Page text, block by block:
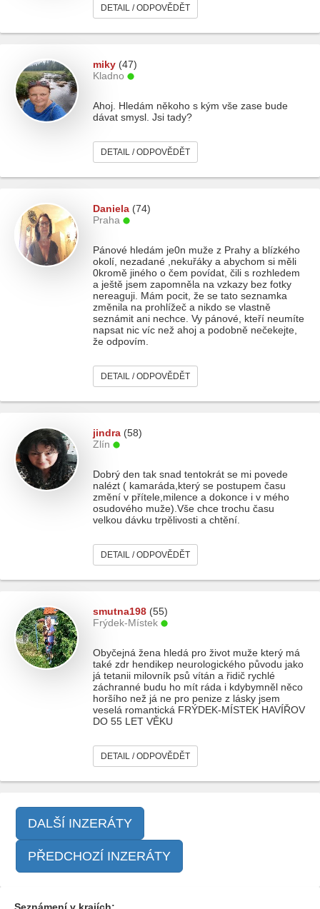
DETAIL / ODPOVĚDĚT
miky (47)
Kladno
Ahoj. Hledám někoho s kým vše zase bude
dávat smysl. Jsi tady?
DETAIL / ODPOVĚDĚT
Daniela (74)
Praha
Pánové hledám je0n muže z Prahy a blízkého
okolí, nezadané ,nekuřáky a abychom si měli
0kromě jiného o čem povídat, čili s rozhledem
a ještě jsem zapomněla na vzkazy bez fotky
nereaguji. Mám pocit, že se tato seznamka
změnila na prohlížeč a nikdo se vlastně
seznámit ani nechce. Vy pánové, kteří neumíte
napsat nic víc než ahoj a podobně nečekejte,
že odpovím.
DETAIL / ODPOVĚDĚT
jindra (58)
Zlín
Dobrý den tak snad tentokrát se mi povede
nalézt ( kamaráda,který se postupem času
změní v přítele,milence a dokonce i v mého
osudového muže).Vše chce trochu času
velkou dávku trpělivosti a chtění.
DETAIL / ODPOVĚDĚT
smutna198 (55)
Frýdek-Místek
Obyčejná žena hledá pro život muže který má
také zdr hendikep neurologického původu jako
já tetanii milovník psů vítán a řidič rychlé
záchranné budu ho mít ráda i kdybymněl něco
horšího než já ne pro penize z lásky jsem
veselá romantická FRÝDEK-MÍSTEK HAVÍŘOV
DO 55 LET VĚKU
DETAIL / ODPOVĚDĚT
DALŠÍ INZERÁTY
PŘEDCHOZÍ INZERÁTY